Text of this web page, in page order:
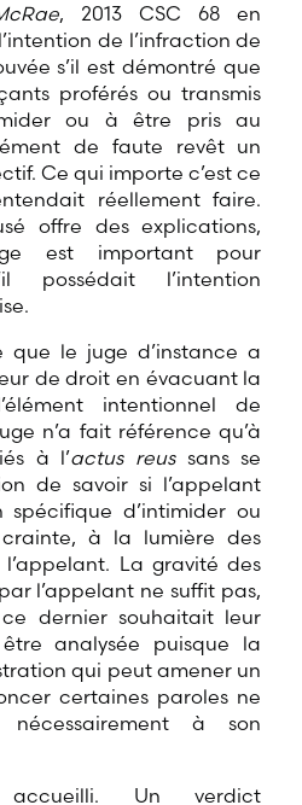
, 2013 CSC 68 en
de l’infraction de
s’il est démontré que
proférés ou transmis
ou à être pris au
de faute revêt un
Ce qui importe c’est ce
réellement faire.
offre des explications,
est important pour
possédait l’intention
que le juge d’instance a
de droit en évacuant la
intentionnel de
n’a fait référence qu’à
à l’actus reus sans se
de savoir si l’appelant
spécifique d’intimider ou
à la lumière des
La gravité des
l’appelant ne suffit pas,
dernier souhaitait leur
analysée puisque la
qui peut amener un
certaines paroles ne
nécessairement à son
accueilli. Un verdict